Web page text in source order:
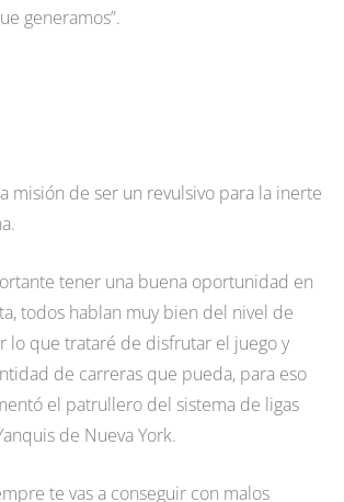
generamos”.
misión de ser un revulsivo para la inerte
tener una buena oportunidad en
todos hablan muy bien del nivel de
lo que trataré de disfrutar el juego y
de carreras que pueda, para eso
el patrullero del sistema de ligas
de Nueva York.
te vas a conseguir con malos